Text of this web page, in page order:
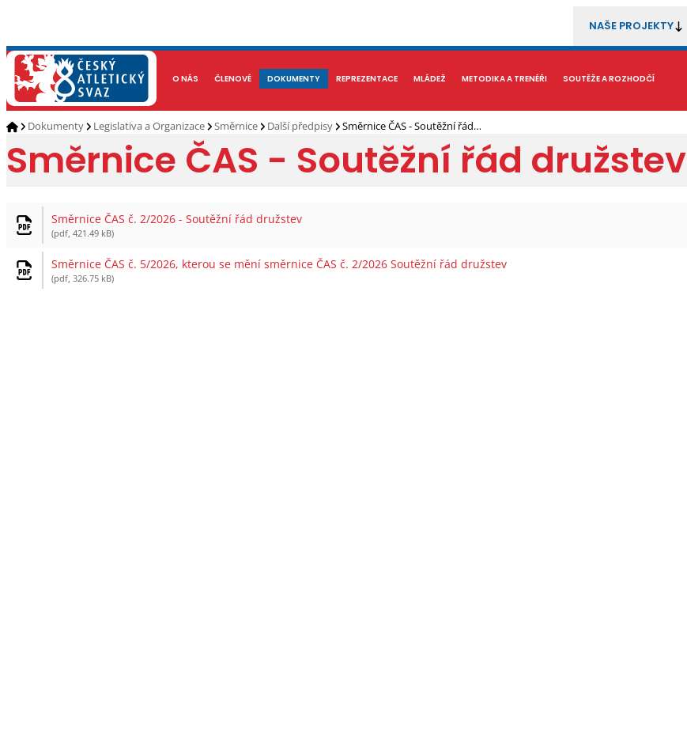
NAŠE PROJEKTY
NOVINKY KALENDÁŘ AKCÍ ATLETI MÉDIA
O NÁS ČLENOVÉ DOKUMENTY REPREZENTACE MLÁDEŽ METODIKA A TRENÉŘI SOUTĚŽE A ROZHODČÍ
Dokumenty Legislativa a Organizace Směrnice Další předpisy Směrnice ČAS - Soutěžní řád…
Směrnice ČAS - Soutěžní řád družstev
Směrnice ČAS č. 2/2026 - Soutěžní řád družstev
(pdf, 421.49 kB)
Směrnice ČAS č. 5/2026, kterou se mění směrnice ČAS č. 2/2026 Soutěžní řád družstev
(pdf, 326.75 kB)